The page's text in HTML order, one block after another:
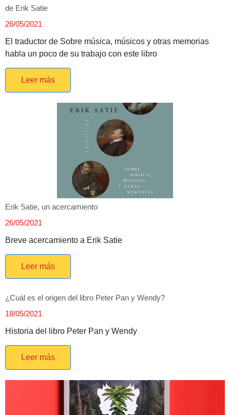
de Erik Satie
26/05/2021
El traductor de Sobre música, músicos y otras memorias
habla un poco de su trabajo con este libro
Leer más
Erik Satie, un acercamiento
26/05/2021
Breve acercamiento a Erik Satie
Leer más
¿Cuál es el origen del libro Peter Pan y Wendy?
18/05/2021
Historia del libro Peter Pan y Wendy
Leer más